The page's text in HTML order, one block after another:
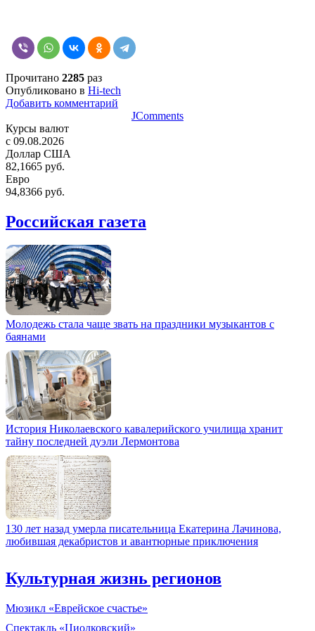
Прочитано 2285 раз
Опубликовано в Hi-tech
Добавить комментарий
JComments
Курсы валют
c 09.08.2026
Доллар США
82,1665 руб.
Евро
94,8366 руб.
Российская газета
Молодежь стала чаще звать на праздники музыкантов с
баянами
История Николаевского кавалерийского училища хранит
тайну последней дуэли Лермонтова
130 лет назад умерла писательница Екатерина Лачинова,
любившая декабристов и авантюрные приключения
Культурная жизнь регионов
Мюзикл «Еврейское счастье»
Спектакль «Циолковский»